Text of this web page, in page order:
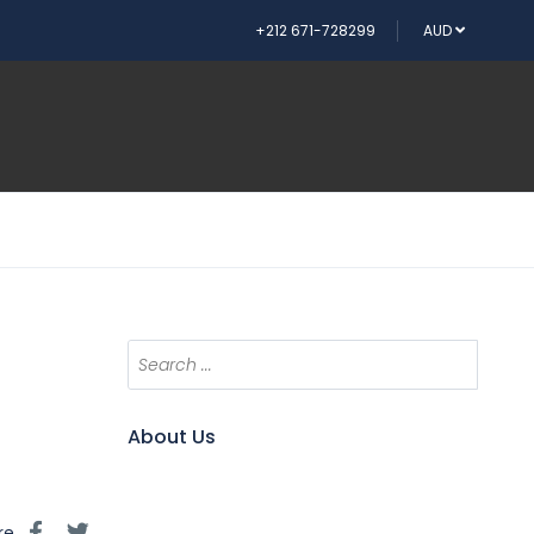
+212 671-728299 AUD
About Us